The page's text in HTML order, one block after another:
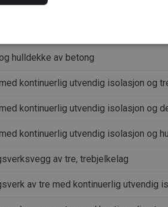
dekke av lettklinker
dekke av porebetong
hulldekke av betong
kontinuerlig utvendig isolasjon og
kontinuerlig utvendig isolasjon og
kontinuerlig utvendig isolasjon og
av tre, trebjelkelag
av tre med kontinuerlig utvendig
brukerinnlogging og kontoadministrasjon. Nettstedet
som det skal.